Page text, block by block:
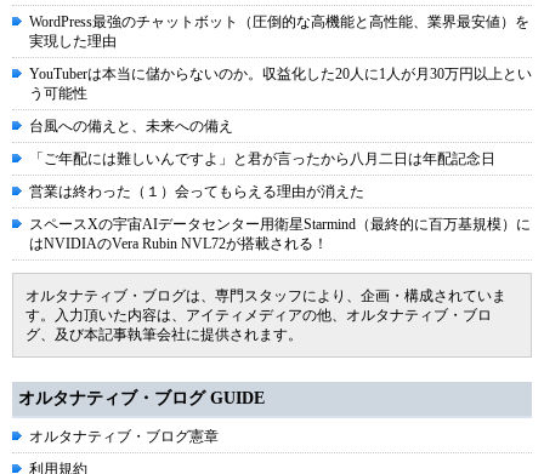
WordPress最強のチャットボット（圧倒的な高機能と高性能、業界最安値）を
実現した理由
YouTuberは本当に儲からないのか。収益化した20人に1人が月30万円以上とい
う可能性
台風への備えと、未来への備え
「ご年配には難しいんですよ」と君が言ったから八月二日は年配記念日
営業は終わった（１）会ってもらえる理由が消えた
スペースXの宇宙AIデータセンター用衛星Starmind（最終的に百万基規模）に
はNVIDIAのVera Rubin NVL72が搭載される！
オルタナティブ・ブログは、専門スタッフにより、企画・構成されていま
す。入力頂いた内容は、アイティメディアの他、オルタナティブ・ブロ
グ、及び本記事執筆会社に提供されます。
オルタナティブ・ブログ GUIDE
オルタナティブ・ブログ憲章
利用規約